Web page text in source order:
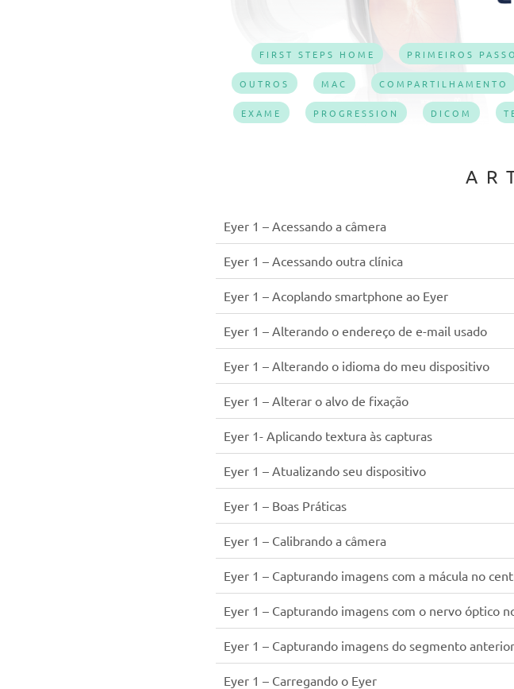
FIRST STEPS HOME PRIMEIROS
OUTROS MAC COMPARTILHAMENTO
EXAME PROGRESSION DICOM
Eyer 1 – Acessando a câmera
Eyer 1 – Acessando outra clínica
Eyer 1 – Acoplando smartphone ao Eyer
Eyer 1 – Alterando o endereço de e-mail usado
Eyer 1 – Alterando o idioma do meu dispositivo
Eyer 1 – Alterar o alvo de fixação
Eyer 1- Aplicando textura às capturas
Eyer 1 – Atualizando seu dispositivo
Eyer 1 – Boas Práticas
Eyer 1 – Calibrando a câmera
Eyer 1 – Capturando imagens com a mácula no
Eyer 1 – Capturando imagens com o nervo óptico
Eyer 1 – Capturando imagens do segmento anterior
Eyer 1 – Carregando o Eyer